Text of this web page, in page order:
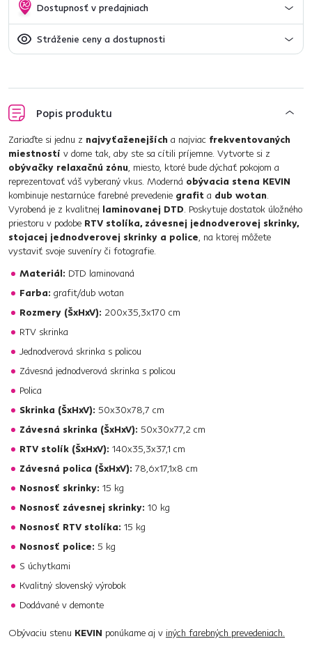
Dostupnosť v predajniach
Stráženie ceny a dostupnosti
Popis produktu
Zariaďte si jednu z najvyťaženejších a najviac frekventovaných
miestností v dome tak, aby ste sa cítili príjemne. Vytvorte si z
obývačky relaxačnú zónu, miesto, ktoré bude dýchať pokojom a
reprezentovať váš vyberaný vkus. Moderná obývacia stena KEVIN
kombinuje nestarnúce farebné prevedenie grafit a dub wotan.
Vyrobená je z kvalitnej laminovanej DTD. Poskytuje dostatok úložného
priestoru v podobe RTV stolíka, závesnej jednodverovej skrinky,
stojacej jednodverovej skrinky a police, na ktorej môžete
vystaviť svoje suveníry či fotografie.
Materiál: DTD laminovaná
Farba: grafit/dub wotan
Rozmery (ŠxHxV): 200x35,3x170 cm
RTV skrinka
Jednodverová skrinka s policou
Závesná jednodverová skrinka s policou
Polica
Skrinka (ŠxHxV): 50x30x78,7 cm
Závesná skrinka (ŠxHxV): 50x30x77,2 cm
RTV stolík (ŠxHxV): 140x35,3x37,1 cm
Závesná polica (ŠxHxV): 78,6x17,1x8 cm
Nosnosť skrinky: 15 kg
Nosnosť závesnej skrinky: 10 kg
Nosnosť RTV stolíka: 15 kg
Nosnosť police: 5 kg
S úchytkami
Kvalitný slovenský výrobok
Dodávané v demonte
Obývaciu stenu KEVIN ponúkame aj v iných farebných prevedeniach.